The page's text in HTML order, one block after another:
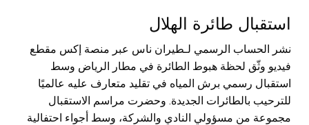
استقبال طائرة الهلال
نشر الحساب الرسمي لـطيران ناس عبر منصة إكس مقطع
فيديو وثّق لحظة هبوط الطائرة في مطار الرياض وسط
استقبال رسمي برش المياه في تقليد متعارف عليه عالميًا
للترحيب بالطائرات الجديدة. وحضرت مراسم الاستقبال
مجموعة من مسؤولي النادي والشركة، وسط أجواء احتفالية